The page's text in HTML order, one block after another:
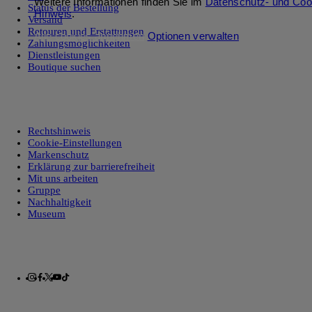
Status der Bestellung
Versand
Retouren und Erstattungen
Zahlungsmöglichkeiten
Dienstleistungen
Boutique suchen
Rechtshinweis
Cookie-Einstellungen
Markenschutz
Erklärung zur barrierefreiheit
Mit uns arbeiten
Gruppe
Nachhaltigkeit
Museum
Hinweis.
Alle cookies annehmen Optionen verwalten